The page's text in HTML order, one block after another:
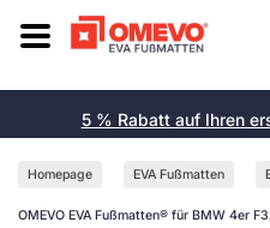
5 % Rabatt auf Ihren
Homepage EVA Fußmatten
OMEVO EVA Fußmatten® für BMW 4er